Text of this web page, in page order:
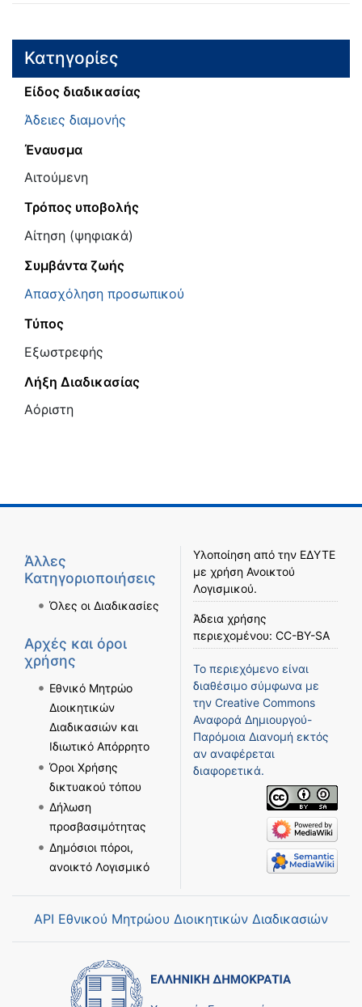
Κατηγορίες
Είδος διαδικασίας
Άδειες διαμονής
Έναυσμα
Αιτούμενη
Τρόπος υποβολής
Αίτηση (ψηφιακά)
Συμβάντα ζωής
Απασχόληση προσωπικού
Τύπος
Εξωστρεφής
Λήξη Διαδικασίας
Αόριστη
Άλλες
Κατηγοριοποιήσεις
Όλες οι Διαδικασίες
Αρχές και όροι
χρήσης
Εθνικό Μητρώο
Διοικητικών
Διαδικασιών και
Ιδιωτικό Απόρρητο
Όροι Χρήσης
δικτυακού τόπου
Δήλωση
προσβασιμότητας
Δημόσιοι πόροι,
ανοικτό Λογισμικό
Υλοποίηση από την ΕΔΥΤΕ
με χρήση Ανοικτού
Λογισμικού.
Άδεια χρήσης
περιεχομένου: CC-BY-SA
Το περιεχόμενο είναι
διαθέσιμο σύμφωνα με
την Creative Commons
Αναφορά Δημιουργού-
Παρόμοια Διανομή εκτός
αν αναφέρεται
διαφορετικά.
API Εθνικού Μητρώου Διοικητικών Διαδικασιών